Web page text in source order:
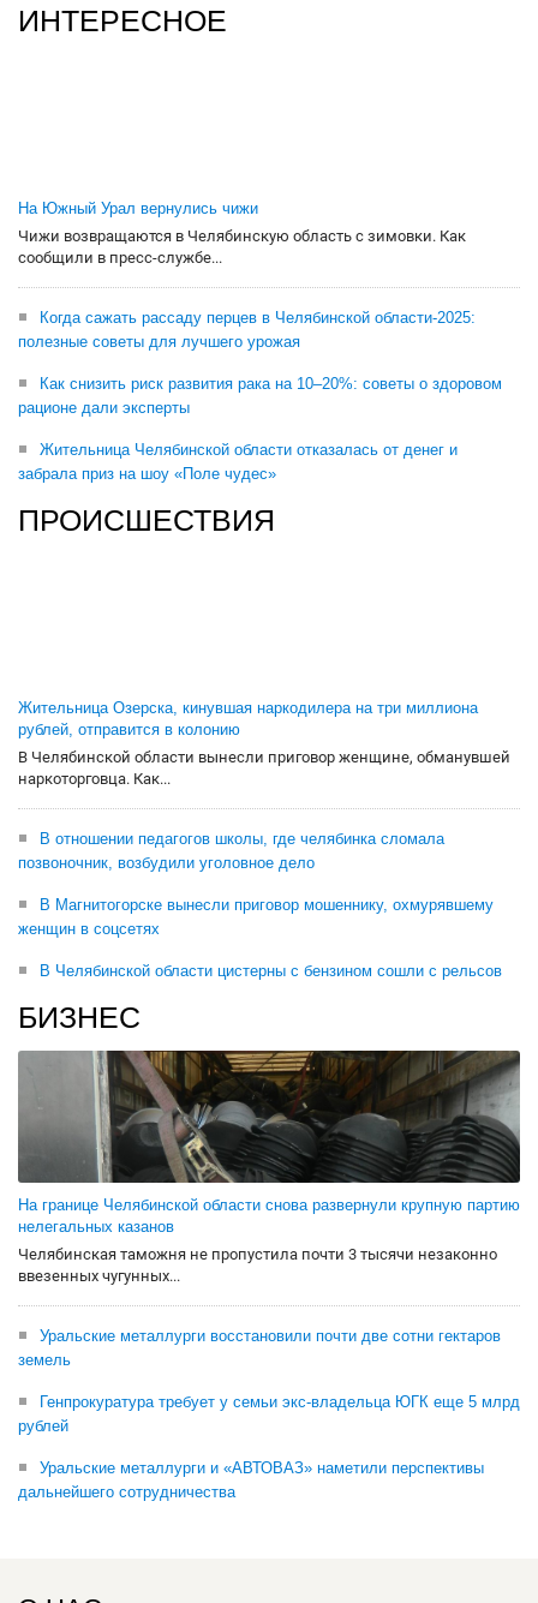
ИНТЕРЕСНОЕ
На Южный Урал вернулись чижи
Чижи возвращаются в Челябинскую область с зимовки. Как
сообщили в пресс-службе...
Когда сажать рассаду перцев в Челябинской области-2025:
полезные советы для лучшего урожая
Как снизить риск развития рака на 10–20%: советы о здоровом
рационе дали эксперты
Жительница Челябинской области отказалась от денег и
забрала приз на шоу «Поле чудес»
ПРОИСШЕСТВИЯ
Жительница Озерска, кинувшая наркодилера на три миллиона
рублей, отправится в колонию
В Челябинской области вынесли приговор женщине, обманувшей
наркоторговца. Как...
В отношении педагогов школы, где челябинка сломала
позвоночник, возбудили уголовное дело
В Магнитогорске вынесли приговор мошеннику, охмурявшему
женщин в соцсетях
В Челябинской области цистерны с бензином сошли с рельсов
БИЗНЕС
На границе Челябинской области снова развернули крупную партию
нелегальных казанов
Челябинская таможня не пропустила почти 3 тысячи незаконно
ввезенных чугунных...
Уральские металлурги восстановили почти две сотни гектаров
земель
Генпрокуратура требует у семьи экс-владельца ЮГК еще 5 млрд
рублей
Уральские металлурги и «АВТОВАЗ» наметили перспективы
дальнейшего сотрудничества